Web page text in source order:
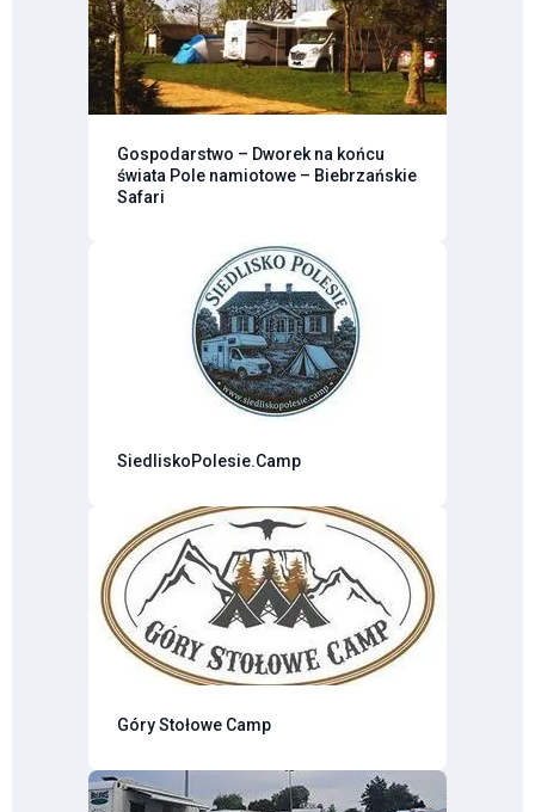
Gospodarstwo – Dworek na końcu
świata Pole namiotowe – Biebrzańskie
Safari
SiedliskoPolesie.Camp
Góry Stołowe Camp